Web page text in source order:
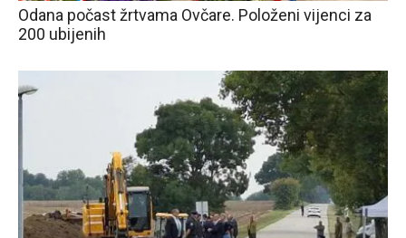
Odana počast žrtvama Ovčare. Položeni vijenci za
200 ubijenih